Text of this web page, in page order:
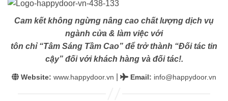
Cam kết không ngừng nâng cao chất lượng dịch vụ
ngành cửa & làm việc với
tôn chỉ “Tâm Sáng Tầm Cao” để trở thành “Đối tác tin
cậy” đối với khách hàng và đối tác!.
Website: www.happydoor.vn Email: info@happydoor.vn